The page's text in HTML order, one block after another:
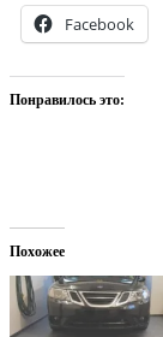
Facebook
Понравилось это:
Похожее